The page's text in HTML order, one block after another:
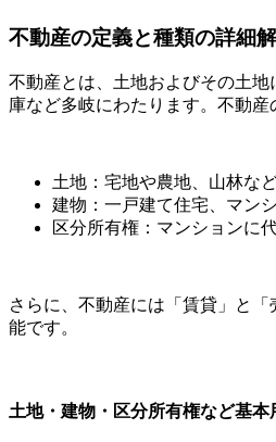
不動産の定義と種類の詳細
不動産とは、土地およびその土
庫など多岐にわたります。不動産
土地：宅地や農地、山林な
建物：一戸建て住宅、マン
区分所有権：マンションに
さらに、不動産には「賃貸」と
能です。
土地・建物・区分所有権など基